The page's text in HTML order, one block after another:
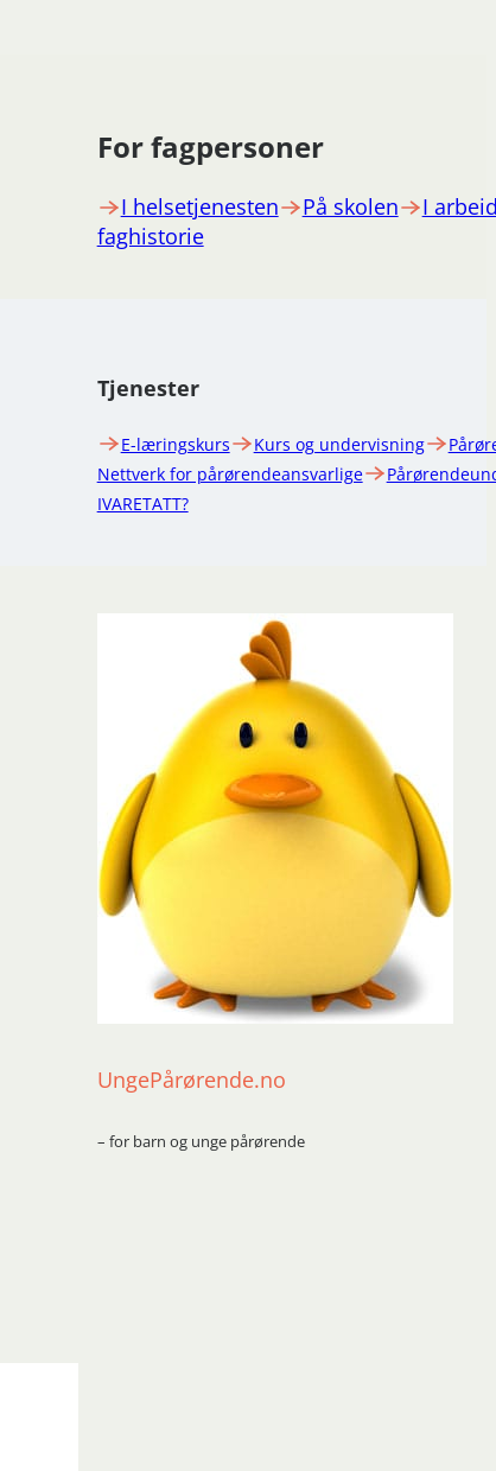
For fagpersoner
I helsetjenesten På skolen
I
faghistorie
Tjenester
E-læringskurs Kurs og undervisning
Nettverk for pårørendeansvarlige
IVARETATT?
UngePårørende.no
– for barn og unge pårørende